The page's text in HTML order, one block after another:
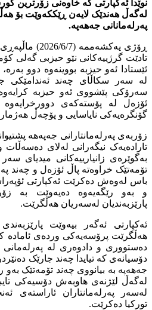
نوێدا ئەکپارتی کە خاوەنی زۆرترین
لەگەڵ هەندێک لایەن ڕێککەوێت بۆ
پەرلەمانانی جەهەپە.
ڕۆژی یەکشەممە (2026/6/7) ماڵپەڕی
تادێت گرژییەکانی نێو حیزبی گەلی
ئێستادا ئەو حیزبە بووینەوە دوو
لە سەر سکاڵای چەند ئەندامێکی
سەرۆکی پێشووی ئەو حیزبە
ئۆزەل لە پۆستەکەی
گۆنگرەیەکی نایاسایی و پۆچەڵ
زۆربەی پەرلەمانتارانی جەپەهە
تارادەیەک نیگەرانی لەلای
بەگوێرەی زانیارییەکانی میدیای
تۆمەتێک خراوەتە پاڵ ئۆزەل و چەند
باس لەوەش دەکرێت ئەکپارتی
و بەو رێگەیەوە دەیەوێت بە
پارێزبەندیان لەسەریان هەڵگرێت.
ئەکپارتی ئەگەر بیەوێت
هەڵگرێت پرۆسەیەکی وردەی ئامادە
دەستووری و دادوەری لە پەرلەمانی
دۆسیانەی کە تیایدا چەند جارێک
جەهەپە بە بیانووی چەند تۆمەتێک
لەگەڵ لێژنەی هاوبەش دۆسیەکی
لەسەر پەرلەمانتاران ئاراستەی
تورکیا دەکرێت.